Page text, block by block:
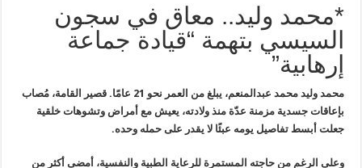
*محمد وليد.. معاق في سجون
السيسي بتهمة “قيادة جماعة
إرهابية”
محمد وليد محمد عبدالمنعم، يبلغ من العمر
نحو 21 عامًا. قصير القامة، مُصاب
بإعاقات جسدية مزمنة عدّة منذ ولادته، يعيش مع أمراض وتشوهات خلقية
جعلت أبسط تفاصيل يومه عبئًا لا يقدر على حمله وحده.
وعلى الرغم من حاجته المستمرة للرعاية الطبية والنفسية، أمضى أكثر من